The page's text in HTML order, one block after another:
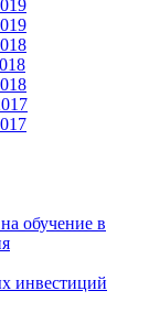
обучение в
инвестиций